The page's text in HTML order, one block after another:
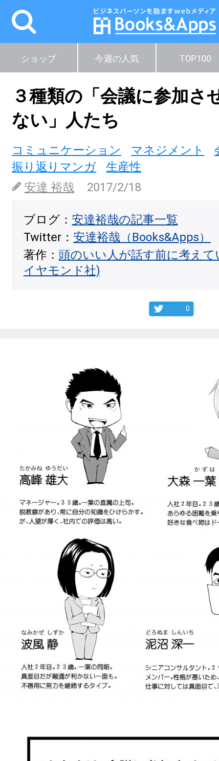
ショップ 今週の人気 TOP100
３種類の「会議に参加さ
ない」人たち
コミュニケーション マネジメント
振り返りマンガ
生産性
安達 裕哉
2017/2/18
ブログ： 安達裕哉の記事一覧
Twitter： 安達裕哉（Books&Apps）
著作： 頭のいい人が話す前に考え
イヤモンド社)
0